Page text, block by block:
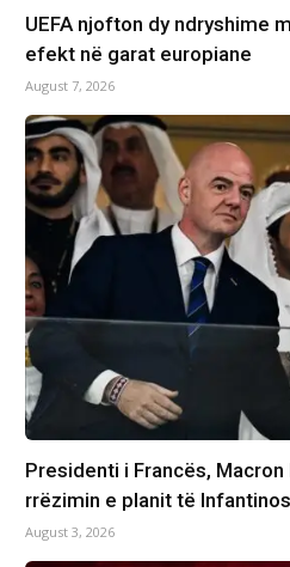
UEFA njofton dy ndryshime
efekt në garat europiane
August 7, 2026
Presidenti i Francës,
rrëzimin e planit të
August 3, 2026